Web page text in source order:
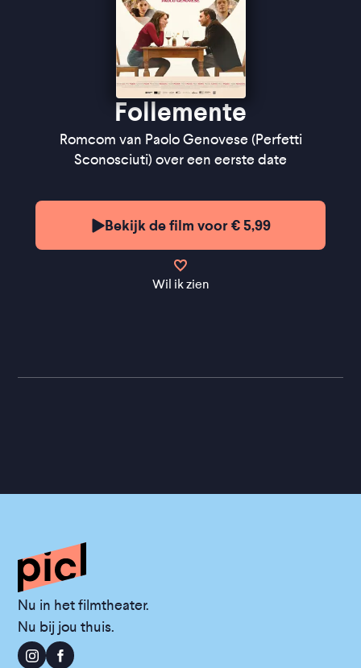
Follemente
Romcom van Paolo Genovese (Perfetti
Sconosciuti) over een eerste date
Bekijk de film voor € 5,99
Wil ik zien
Nu in het filmtheater.
Nu bij jou thuis.